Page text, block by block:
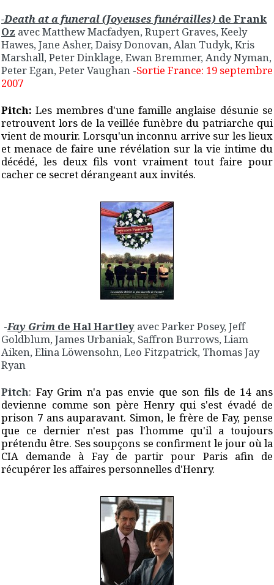
-Death at a funeral (Joyeuses funérailles) de Frank
Oz avec Matthew Macfadyen, Rupert Graves, Keely
Hawes, Jane Asher, Daisy Donovan, Alan Tudyk, Kris
Marshall, Peter Dinklage, Ewan Bremmer, Andy Nyman,
Peter Egan, Peter Vaughan -Sortie France: 19 septembre
2007
Pitch: Les membres d'une famille anglaise désunie se
retrouvent lors de la veillée funèbre du patriarche qui
vient de mourir. Lorsqu'un inconnu arrive sur les lieux
et menace de faire une révélation sur la vie intime du
décédé, les deux fils vont vraiment tout faire pour
cacher ce secret dérangeant aux invités.
-Fay Grim de Hal Hartley avec Parker Posey, Jeff
Goldblum, James Urbaniak, Saffron Burrows, Liam
Aiken, Elina Löwensohn, Leo Fitzpatrick, Thomas Jay
Ryan
Pitch: Fay Grim n'a pas envie que son fils de 14 ans
devienne comme son père Henry qui s'est évadé de
prison 7 ans auparavant. Simon, le frère de Fay, pense
que ce dernier n'est pas l'homme qu'il a toujours
prétendu être. Ses soupçons se confirment le jour où la
CIA demande à Fay de partir pour Paris afin de
récupérer les affaires personnelles d'Henry.